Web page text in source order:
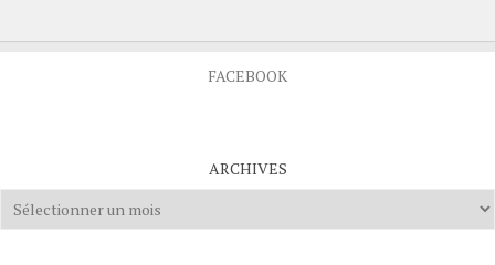
FACEBOOK
ARCHIVES
Archives